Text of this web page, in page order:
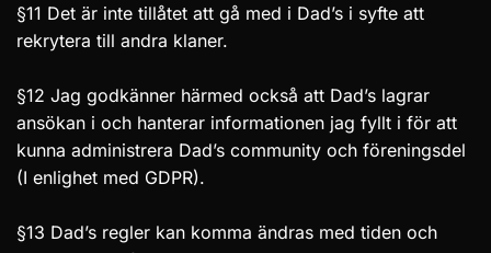
§11 Det är inte tillåtet att gå med i Dad’s i syfte att
rekrytera till andra klaner.
§12 Jag godkänner härmed också att Dad’s lagrar
ansökan i och hanterar informationen jag fyllt i för att
kunna administrera Dad’s community och föreningsdel
(I enlighet med GDPR).
§13 Dad’s regler kan komma ändras med tiden och